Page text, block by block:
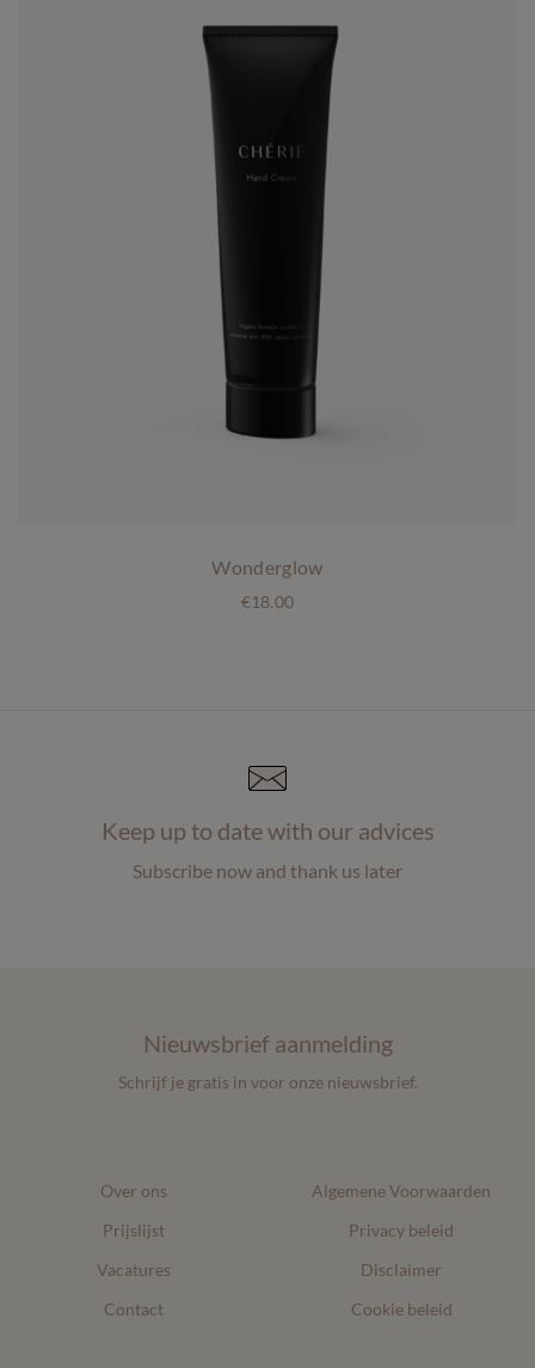
Wonderglow
€18.00
Keep up to date with our advices
Subscribe now and thank us later
Over ons
Prijslijst
Vacatures
Contact
Algemene Voorwaarden
Privacy beleid
Disclaimer
Cookie beleid
Nieuwsbrief aanmelding
Schrijf je gratis in voor onze nieuwsbrief.